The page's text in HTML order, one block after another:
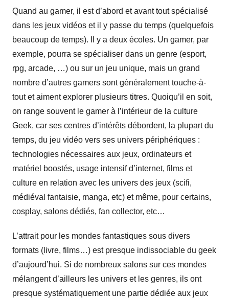
Quand au gamer, il est d’abord et avant tout spécialisé
dans les jeux vidéos et il y passe du temps (quelquefois
beaucoup de temps). Il y a deux écoles. Un gamer, par
exemple, pourra se spécialiser dans un genre (esport,
rpg, arcade, …) ou sur un jeu unique, mais un grand
nombre d’autres gamers sont généralement touche-à-
tout et aiment explorer plusieurs titres. Quoiqu’il en soit,
on range souvent le gamer à l’intérieur de la culture
Geek, car ses centres d’intérêts débordent, la plupart du
temps, du jeu vidéo vers ses univers périphériques :
technologies nécessaires aux jeux, ordinateurs et
matériel boostés, usage intensif d’internet, films et
culture en relation avec les univers des jeux (scifi,
médiéval fantaisie, manga, etc) et même, pour certains,
cosplay, salons dédiés, fan collector, etc…
L’attrait pour les mondes fantastiques sous divers
formats (livre, films…) est presque indissociable du geek
d’aujourd’hui. Si de nombreux salons sur ces mondes
mélangent d’ailleurs les univers et les genres, ils ont
presque systématiquement une partie dédiée aux jeux